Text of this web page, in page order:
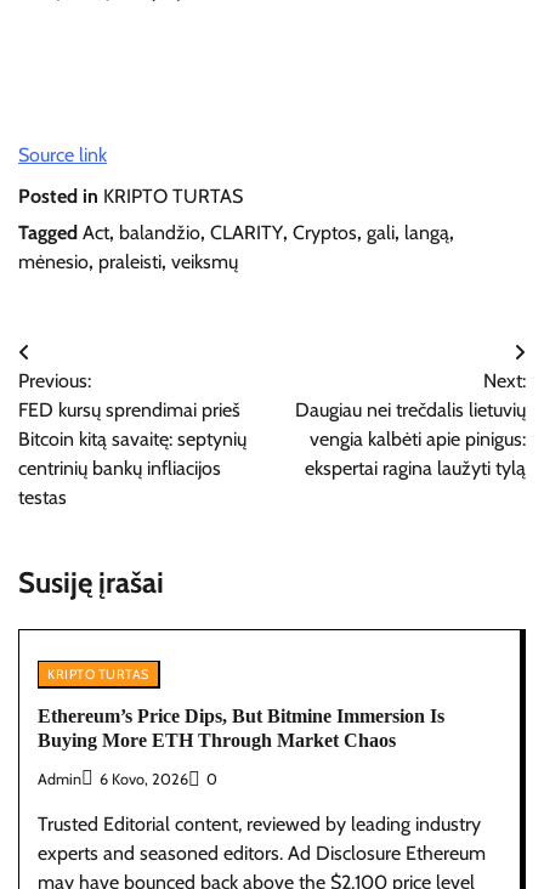
Source link
Posted in KRIPTO TURTAS
Tagged Act, balandžio, CLARITY, Cryptos, gali, langą,
mėnesio, praleisti, veiksmų
Navigacija
tarp
įrašų
Previous:
FED kursų sprendimai prieš
Bitcoin kitą savaitę: septynių
centrinių bankų infliacijos
testas
Next:
Daugiau nei trečdalis lietuvių
vengia kalbėti apie pinigus:
ekspertai ragina laužyti tylą
Susiję įrašai
KRIPTO TURTAS
Ethereum’s Price Dips, But Bitmine Immersion Is
Buying More ETH Through Market Chaos
Admin 6 Kovo, 2026 0
Trusted Editorial content, reviewed by leading industry
experts and seasoned editors. Ad Disclosure Ethereum
may have bounced back above the $2,100 price level